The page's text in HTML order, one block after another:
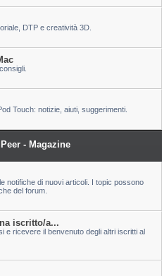
DTP e creatività 3D.
Touch: notizie, aiuti, suggerimenti.
- Magazine
notifiche di nuovi articoli. I topic possono
del forum.
iscritto/a...
e ricevere il benvenuto degli altri iscritti al